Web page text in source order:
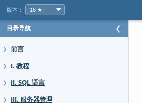
版本：
目录导航 ❮
❯ 前言
❯ I. 教程
❯ II. SQL 语言
❯ III. 服务器管理